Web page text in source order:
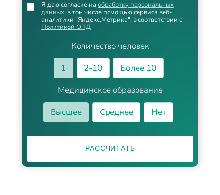
Количество человек
1
2-10
Более 10
Медицинское образование
Высшее
Среднее Нет
Я даю согласие на обработку персональных
данных, в том числе помощью сервиса веб-
аналитики "Яндекс.Метрика", в соответствии с
Политикой ОПД
РАССЧИТАТЬ